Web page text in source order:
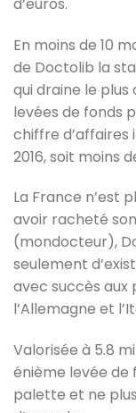
En moins de 10
de Doctolib la
qui draine le
levées de fonds
chiffre d’affaires
2016, soit moins
La France n’est
avoir racheté
(mondocteur),
seulement
avec succès aux
l’Allemagne et
Valorisée à 5.8
énième levée de
palette et ne